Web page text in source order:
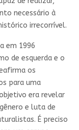
necessário à
irrecorrível.
em 1996
de esquerda e o
os
para uma
era revelar
e luta de
É preciso